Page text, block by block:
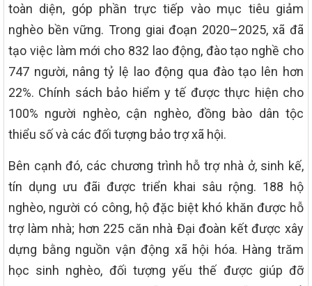
toàn diện, góp phần trực tiếp vào mục tiêu giảm
nghèo bền vững. Trong giai đoạn 2020–2025, xã đã
tạo việc làm mới cho 832 lao động, đào tạo nghề cho
747 người, nâng tỷ lệ lao động qua đào tạo lên hơn
22%. Chính sách bảo hiểm y tế được thực hiện cho
100% người nghèo, cận nghèo, đồng bào dân tộc
thiểu số và các đối tượng bảo trợ xã hội.
Bên cạnh đó, các chương trình hỗ trợ nhà ở, sinh kế,
tín dụng ưu đãi được triển khai sâu rộng. 188 hộ
nghèo, người có công, hộ đặc biệt khó khăn được hỗ
trợ làm nhà; hơn 225 căn nhà Đại đoàn kết được xây
dựng bằng nguồn vận động xã hội hóa. Hàng trăm
học sinh nghèo, đối tượng yếu thế được giúp đỡ